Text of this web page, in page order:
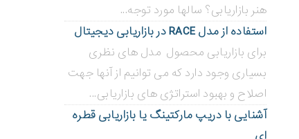
هنر بازاریابی؟ سالها مورد توجه...
استفاده از مدل RACE در بازاریابی دیجیتال
برای بازاریابی محصول مدل های نظری
بسیاری وجود دارد که می توانیم از آنها جهت
اصلاح و بهبود استراتژی های بازاریابی...
آشنایی با دریپ مارکتینگ یا بازاریابی قطره